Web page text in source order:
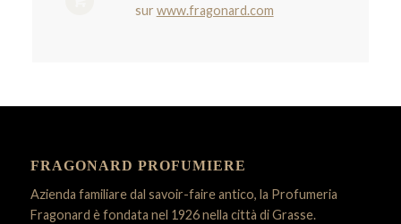
sur www.fragonard.com
FRAGONARD PROFUMIERE
Azienda familiare dal savoir-faire antico, la Profumeria
Fragonard è fondata nel 1926 nella città di Grasse.